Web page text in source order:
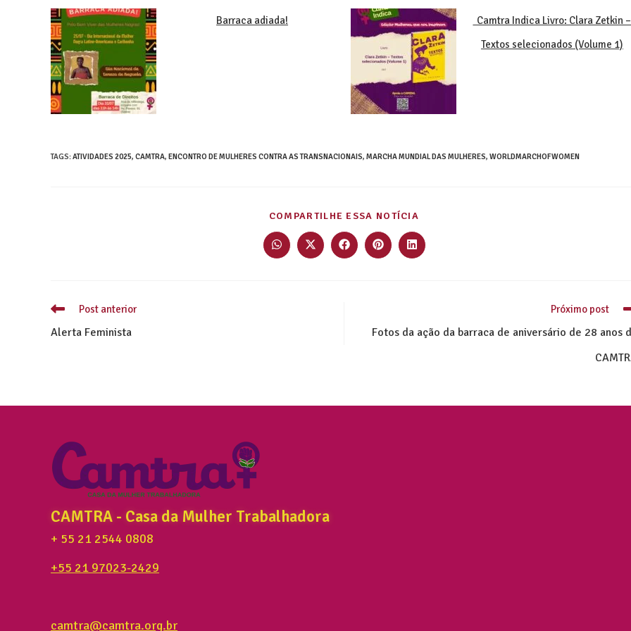
Barraca adiada!
Camtra Indica Livro: Clara Zetkin –
Textos selecionados (Volume 1)
TAGS:ATIVIDADES 2025, CAMTRA, ENCONTRO DE MULHERES CONTRA AS TRANSNACIONAIS, MARCHA MUNDIAL DAS MULHERES, WORLDMARCHOFWOMEN
COMPARTILHE ESSA NOTÍCIA
Post anterior
Alerta Feminista
Próximo post
Fotos da ação da barraca de aniversário de 28 anos
CAMTRA - Casa da Mulher Trabalhadora
+ 55 21 2544 0808
+55 21 97023-2429
camtra@camtra.org.br